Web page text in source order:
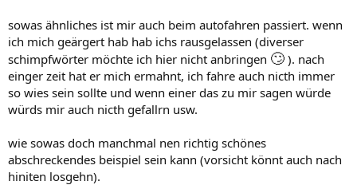
sowas ähnliches ist mir auch beim autofahren passiert. wenn
ich mich geärgert hab hab ichs rausgelassen (diverser
schimpfwörter möchte ich hier nicht anbringen 🙄 ). nach
einger zeit hat er mich ermahnt, ich fahre auch nicth immer
so wies sein sollte und wenn einer das zu mir sagen würde
würds mir auch nicth gefallrn usw.
wie sowas doch manchmal nen richtig schönes
abschreckendes beispiel sein kann (vorsicht könnt auch nach
hiniten losgehn).